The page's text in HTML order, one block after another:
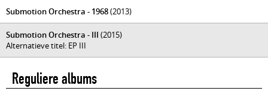
Submotion Orchestra - 1968(2013)
Submotion Orchestra - III (2015)
Alternatieve titel: EP III
Reguliere albums